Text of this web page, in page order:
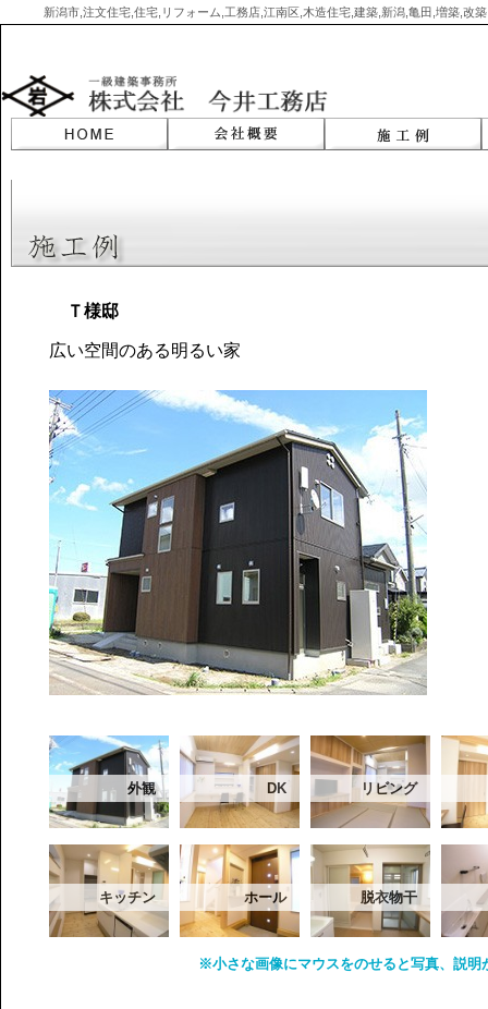
新潟市,注文住宅,住宅,リフォーム,工務店,江南区,木造住宅,建築,新潟,亀田,増築,改
content
Ｔ様邸
広い空間のある明るい家
外観 DK リビング
キッチン ホール 脱衣物干
※小さな画像にマウスをのせると写真、説明